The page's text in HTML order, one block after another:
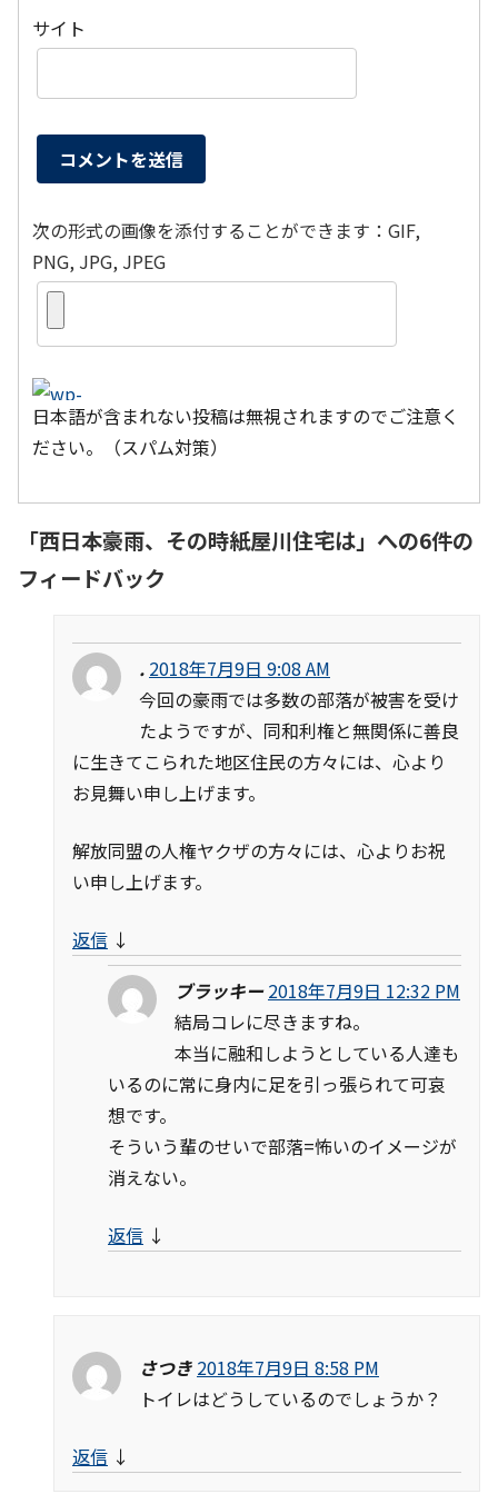
サイト
次の形式の画像を添付することができます：GIF,
PNG, JPG, JPEG
日本語が含まれない投稿は無視されますのでご注意く
ださい。（スパム対策）
「西日本豪雨、その時紙屋川住宅は」への6件の
フィードバック
. 2018年7月9日 9:08 AM
今回の豪雨では多数の部落が被害を受け
たようですが、同和利権と無関係に善良
に生きてこられた地区住民の方々には、心より
お見舞い申し上げます。
解放同盟の人権ヤクザの方々には、心よりお祝
い申し上げます。
返信 ↓
ブラッキー 2018年7月9日 12:32 PM
結局コレに尽きますね。
本当に融和しようとしている人達も
いるのに常に身内に足を引っ張られて可哀
想です。
そういう輩のせいで部落=怖いのイメージが
消えない。
返信 ↓
さつき 2018年7月9日 8:58 PM
トイレはどうしているのでしょうか？
返信 ↓